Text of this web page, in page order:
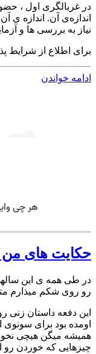
در غربالگری اول ،
نیاز به بررسی ها و
برای اطلاع از شرایط پذیرش
ادامه خواندن
حکایت های من
در طی همه ی این
رو روی شکم میذارم
این دفعه داستان زنی
اومده بود برای
همیشه میگن هیچی
چیزهایی که خوردن